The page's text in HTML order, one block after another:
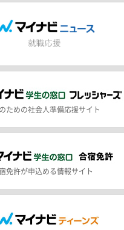
ための社会人準備応援サイト
免許が申込める情報サイト